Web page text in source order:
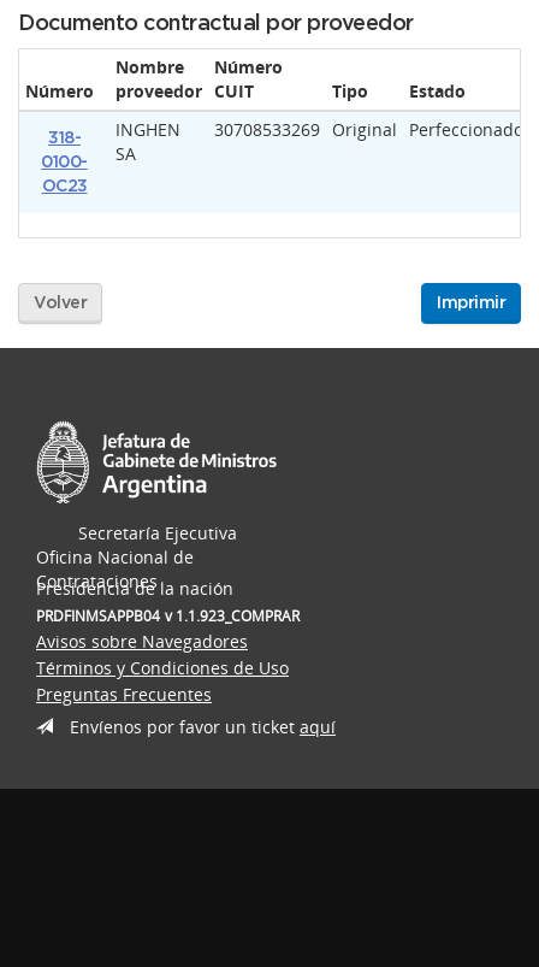
Documento contractual por proveedor
Número
Nombre
proveedor
Número
CUIT
Tipo Estado
318-
0100-
OC23
INGHEN
SA
30708533269 Original Perfeccionado
Volver Imprimir
Secretaría Ejecutiva
Oficina Nacional de
Contrataciones
Presidencia de la nación
PRDFINMSAPPB04 v 1.1.923_COMPRAR
Avisos sobre Navegadores
Términos y Condiciones de Uso
Preguntas Frecuentes
Envíenos por favor un ticket aquí